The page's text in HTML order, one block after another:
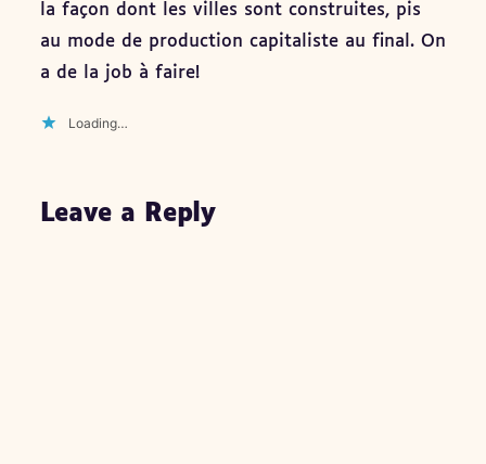
la façon dont les villes sont construites, pis
au mode de production capitaliste au final. On
a de la job à faire!
Loading…
Leave a Reply